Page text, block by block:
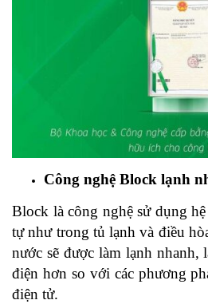
Công nghệ Block lạnh
Block là công nghệ sử dụng
tự như trong tủ lạnh và điều
nước sẽ được làm lạnh nhanh,
điện hơn so với các phương
điện tử.